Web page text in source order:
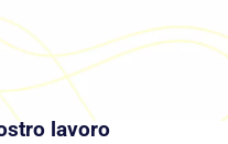
lavoro